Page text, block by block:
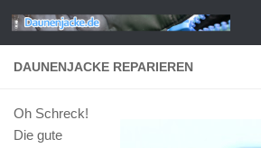
Zum Inhalt springen
DAUNENJACKE REPARIEREN
Oh Schreck!
Die gute